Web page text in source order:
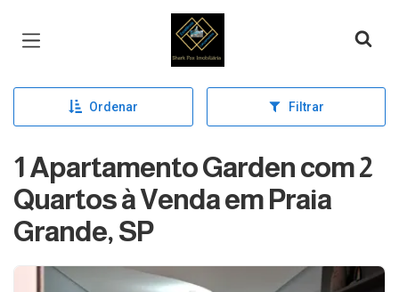
Página inicial
Ordenar Filtrar
1 Apartamento Garden com 2
Quartos à Venda em Praia
Grande, SP